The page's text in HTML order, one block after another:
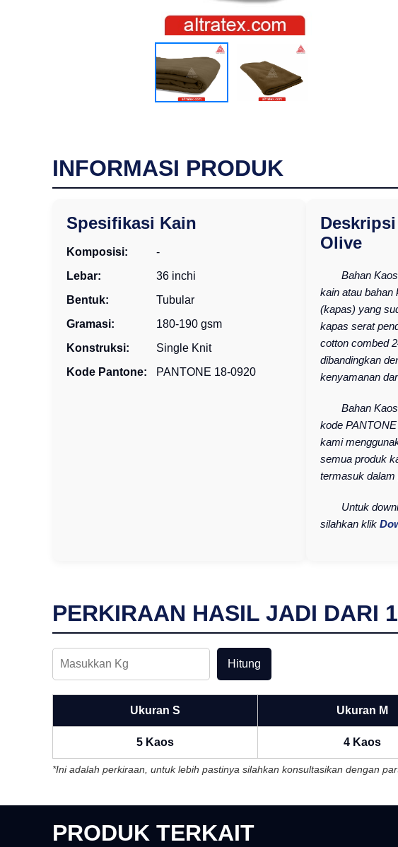
INFORMASI PRODUK
Spesifikasi Kain
Komposisi:
-
Lebar:
36 inchi
Bentuk:
Tubular
Gramasi:
180-190 gsm
Konstruksi:
Single Knit
Kode Pantone:
PANTONE 18-0920
Olive
Bahan
kain atau bahan
(kapas) yang
kapas serat
cotton combed
dibandingkan
kenyamanan
Bahan
kode
kami
semua produk
termasuk dalam
Untuk
silahkan klik
PERKIRAAN HASIL JADI DARI 1
Hitung
Ukuran S Ukuran M
5 Kaos 4 Kaos
*Ini adalah perkiraan, untuk lebih pastinya silahkan konsultasikan dengan
PRODUK TERKAIT